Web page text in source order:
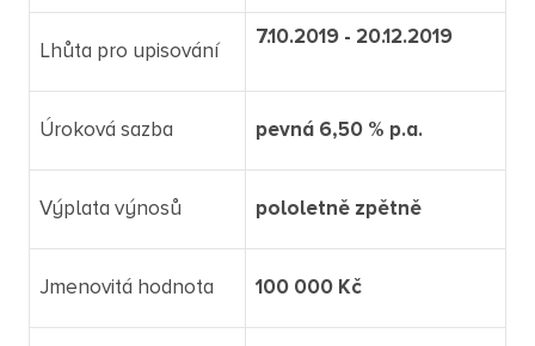
Lhůta pro upisování
7.10.2019 - 20.12.2019
Úroková sazba pevná 6,50 % p.a.
Výplata výnosů pololetně zpětně
Jmenovitá hodnota 100 000 Kč